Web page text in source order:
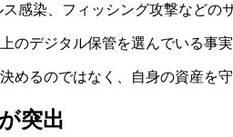
感染、フィッシング攻撃などの
のデジタル保管を選んでいる事
めるのではなく、自身の資産を
突出